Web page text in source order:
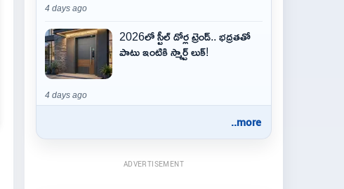
4 days ago
2026లో స్టీల్ డోర్ల ట్రెండ్.. భద్రతతో
పాటు ఇంటికి స్మార్ట్ లుక్!
4 days ago
..more
ADVERTISEMENT